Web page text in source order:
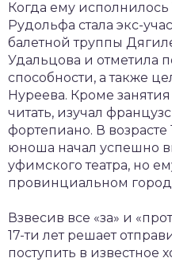
Когда ему исполнилось
Рудольфа стала экс-
балетной труппы
Удальцова и отметила
способности, а также
Нуреева. Кроме
читать, изучал
фортепиано. В возрасте
юноша начал успешно
уфимского театра, но
провинциальном
Взвесив все «за» и
17-ти лет решает
поступить в известное